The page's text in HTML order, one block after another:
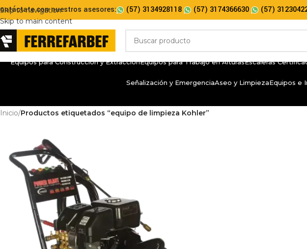
Skip to navigation
Skip to main content
con nuestros asesores: (57) 3134928118 (57) 3174366630 (57)
Equipos para Construcción y ExtracciónEquipos para Trabajo en AlturasEscaleras
Señalización y EmergenciaAseo y LimpiezaEquipos e
Inicio/Productos etiquetados “equipo de limpieza Kohler”